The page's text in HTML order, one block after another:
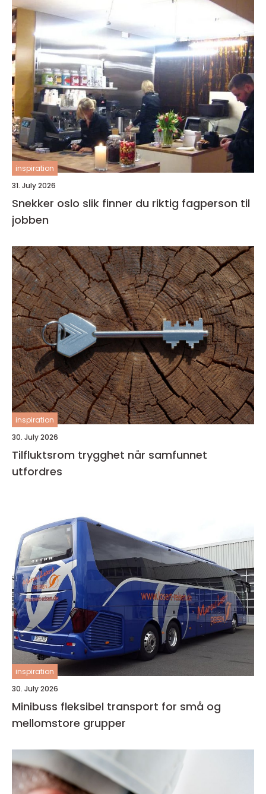
inspiration
31. July 2026
Snekker oslo slik finner du riktig fagperson til
jobben
inspiration
30. July 2026
Tilfluktsrom trygghet når samfunnet
utfordres
inspiration
30. July 2026
Minibuss fleksibel transport for små og
mellomstore grupper